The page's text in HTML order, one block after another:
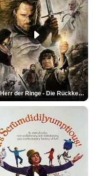
Der Herr der Ringe - Die Rückkehr des Königs Trailer OV